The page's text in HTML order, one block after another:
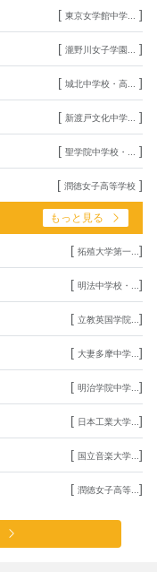
[ 東京女学館中学... ]
[ 瀧野川女子学園... ]
[ 城北中学校・高... ]
[ 新渡戸文化中学... ]
[ 聖学院中学校・... ]
[ 潤徳女子高等学校 ]
もっと見る
[ 拓殖大学第一... ]
[ 明法中学校・... ]
[ 立教英国学院... ]
[ 大妻多摩中学... ]
[ 明治学院中学... ]
[ 日本工業大学... ]
[ 国立音楽大学... ]
[ 潤徳女子高等... ]